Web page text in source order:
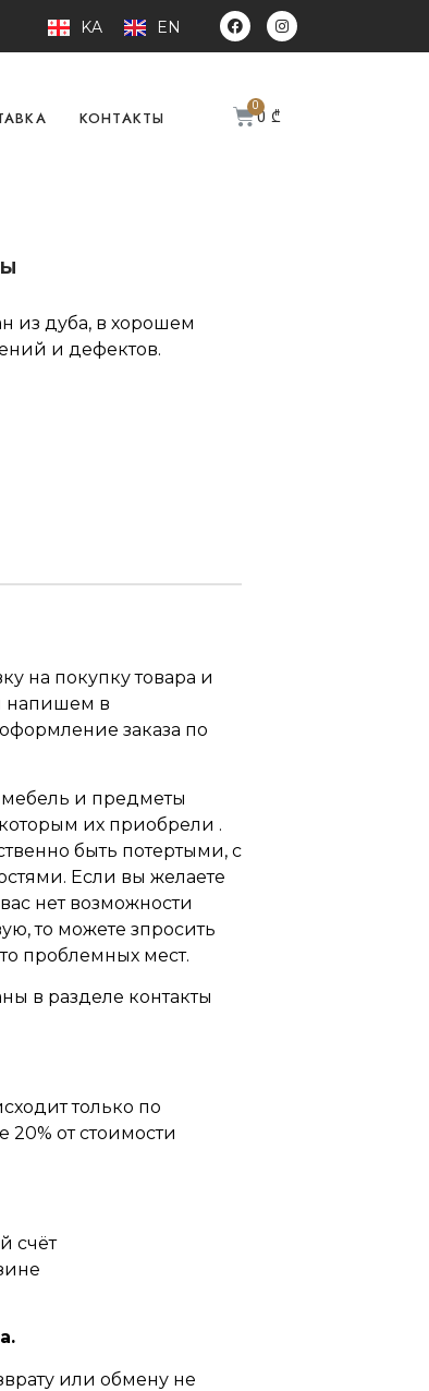
KA EN
КОНТАКТЫ 0₾
из дуба, в хорошем
и дефектов.
на покупку товара и
напишем в
заказа по
и предметы
их приобрели .
быть потертыми, с
Если вы желаете
нет возможности
то можете зпросить
проблемных мест.
в разделе контакты
только по
20% от стоимости
счёт
или обмену не